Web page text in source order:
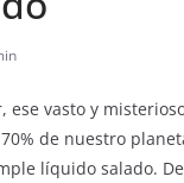
ese vasto y
de nuestro
líquido salado.